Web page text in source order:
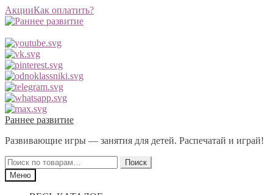
АкцииКак оплатить?
Перейти
навигации
Перейти
содержимому
Раннее развитие
Развивающие игры — занятия для детей. Распечатай и играй!
Искать:
Поиск
Меню